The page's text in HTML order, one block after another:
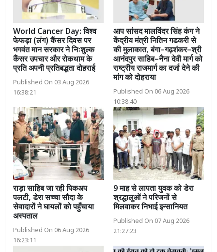
World Cancer Day: विश्व
फेफड़ा (लंग) कैंसर दिवस पर
भगवंत मान सरकार ने निःशुल्क
कैंसर उपचार और रोकथाम के
प्रति अपनी प्रतिबद्धता दोहराई
Published On 03 Aug 2026
16:38:21
आप सांसद मालविंदर सिंह कंग ने
केंद्रीय मंत्री नितिन गडकरी से
की मुलाकात, बंगा–गढ़शंकर–श्री
आनंदपुर साहिब–नैना देवी मार्ग को
राष्ट्रीय राजमार्ग का दर्जा देने की
मांग को दोहराया
Published On 06 Aug 2026
10:38:40
राड़ा साहिब जा रही पिकअप
पलटी, डेरा सच्चा सौदा के
सेवादारों ने घायलों को पहुँचाया
अस्पताल
Published On 06 Aug 2026
16:23:11
9 माह से लापता युवक को डेरा
श्रद्धालुओं ने परिजनों से
मिलवाकर निभाई इन्सानियत
Published On 07 Aug 2026
21:27:23